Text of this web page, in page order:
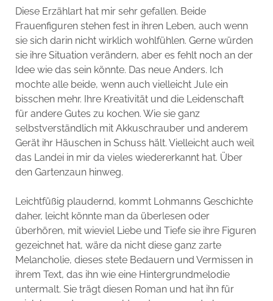
Diese Erzählart hat mir sehr gefallen. Beide
Frauenfiguren stehen fest in ihren Leben, auch wenn
sie sich darin nicht wirklich wohlfühlen. Gerne würden
sie ihre Situation verändern, aber es fehlt noch an der
Idee wie das sein könnte. Das neue Anders. Ich
mochte alle beide, wenn auch vielleicht Jule ein
bisschen mehr. Ihre Kreativität und die Leidenschaft
für andere Gutes zu kochen. Wie sie ganz
selbstverständlich mit Akkuschrauber und anderem
Gerät ihr Häuschen in Schuss hält. Vielleicht auch weil
das Landei in mir da vieles wiedererkannt hat. Über
den Gartenzaun hinweg.
Leichtfüßig plaudernd, kommt Lohmanns Geschichte
daher, leicht könnte man da überlesen oder
überhören, mit wieviel Liebe und Tiefe sie ihre Figuren
gezeichnet hat, wäre da nicht diese ganz zarte
Melancholie, dieses stete Bedauern und Vermissen in
ihrem Text, das ihn wie eine Hintergrundmelodie
untermalt. Sie trägt diesen Roman und hat ihn für